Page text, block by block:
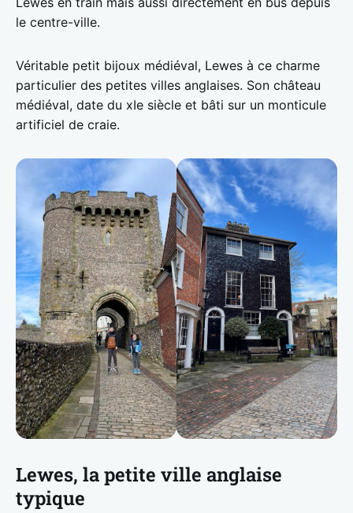
le centre-ville.
Véritable petit bijoux médiéval, Lewes à ce charme
particulier des petites villes anglaises. Son château
médiéval, date du xIe siècle et bâti sur un monticule
artificiel de craie.
Lewes, la petite ville anglaise
typique